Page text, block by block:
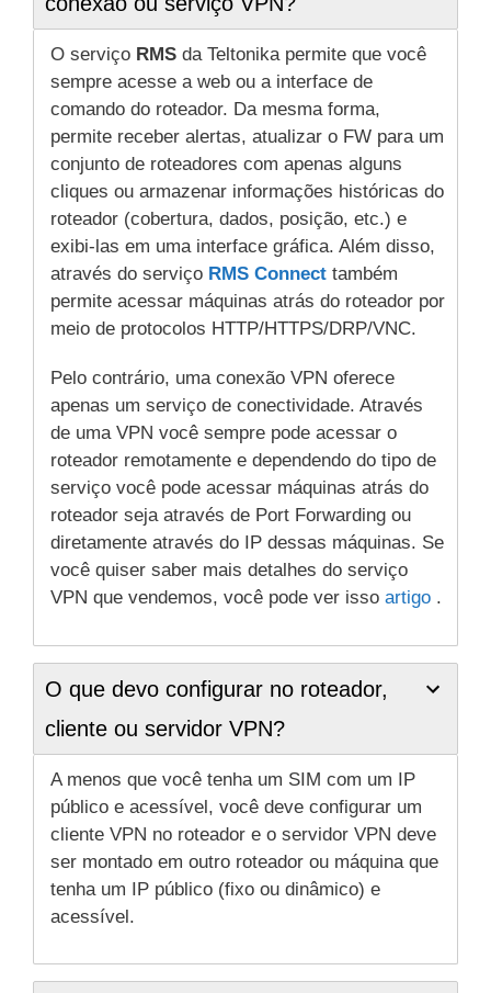
O serviço RMS da Teltonika permite que você
sempre acesse a web ou a interface de
comando do roteador. Da mesma forma,
permite receber alertas, atualizar o FW para um
conjunto de roteadores com apenas alguns
cliques ou armazenar informações históricas do
roteador (cobertura, dados, posição, etc.) e
exibi-las em uma interface gráfica. Além disso,
através do serviço RMS Connect também
permite acessar máquinas atrás do roteador por
meio de protocolos HTTP/HTTPS/DRP/VNC.
Pelo contrário, uma conexão VPN oferece
apenas um serviço de conectividade. Através
de uma VPN você sempre pode acessar o
roteador remotamente e dependendo do tipo de
serviço você pode acessar máquinas atrás do
roteador seja através de Port Forwarding ou
diretamente através do IP dessas máquinas. Se
você quiser saber mais detalhes do serviço
VPN que vendemos, você pode ver isso artigo .
O que devo configurar no roteador,
cliente ou servidor VPN?
A menos que você tenha um SIM com um IP
público e acessível, você deve configurar um
cliente VPN no roteador e o servidor VPN deve
ser montado em outro roteador ou máquina que
tenha um IP público (fixo ou dinâmico) e
acessível.